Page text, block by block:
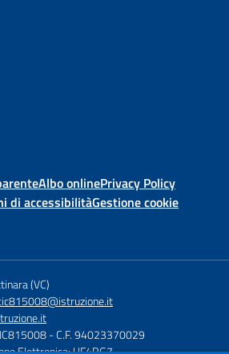
Albo onlinePrivacy Policy
di accessibilitàGestione cookie
(VC)
- C.F. 94023370029